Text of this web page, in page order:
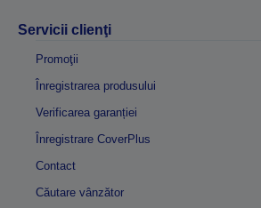
Servicii clienţi
Promoţii
Înregistrarea produsului
Verificarea garanției
Înregistrare CoverPlus
Contact
Căutare vânzător